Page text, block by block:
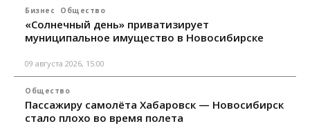
Бизнес Общество
«Солнечный день» приватизирует
муниципальное имущество в Новосибирске
09 августа 2026, 15:00
Общество
Пассажиру самолёта Хабаровск — Новосибирск
стало плохо во время полета